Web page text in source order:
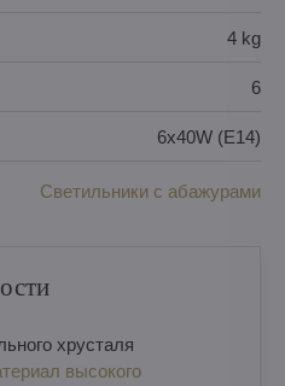
4 kg
6
6x40W (E14)
Светильники с абажурами
хрусталя
высокого